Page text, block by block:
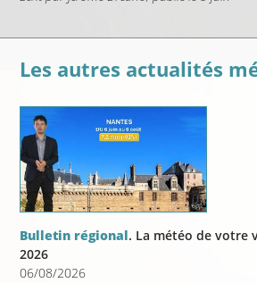
Les autres actualités
Bulletin régional. La météo de votre
2026
06/08/2026